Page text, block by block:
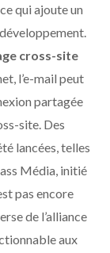
qui ajoute un
cross-site
l’e-mail peut
partagée
site. Des
lancées, telles
Média, initié
pas encore
de l’alliance
aux